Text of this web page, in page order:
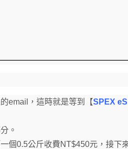
email，這時就是等到【SPEX
。
個0.5公斤收費NT$450元，接下